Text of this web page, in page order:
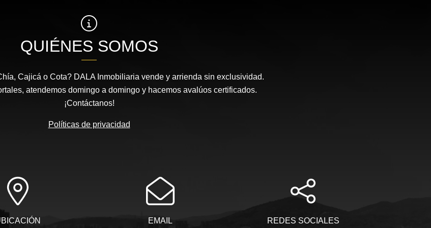
QUIÉNES SOMOS
Cajicá o Cota? DALA Inmobiliaria vende y arrienda sin exclusividad.
atendemos domingo a domingo y hacemos avalúos certificados.
¡Contáctanos!
Políticas de privacidad
EMAIL REDES SOCIALES